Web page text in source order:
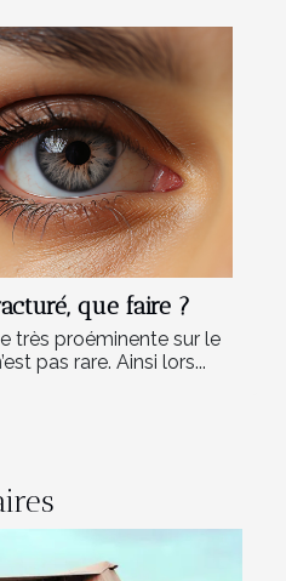
que faire ?
très proéminente sur le
pas rare. Ainsi lors...